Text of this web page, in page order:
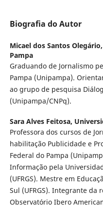
Biografia do Autor
Micael dos Santos Olegário,
Pampa
Graduando de Jornalismo
Pampa (Unipampa).
ao grupo de pesquisa
(Unipampa/CNPq).
Sara Alves Feitosa,
Professora dos cursos de
habilitação Publicidade e
Federal do Pampa
Informação pela
(UFRGS). Mestre em
Sul (UFRGS). Integrante da
Observatório Ibero